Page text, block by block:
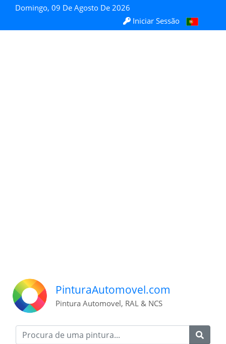
Domingo, 09 De Agosto De 2026
Iniciar Sessão
PinturaAutomovel.com
Pintura Automovel, RAL & NCS